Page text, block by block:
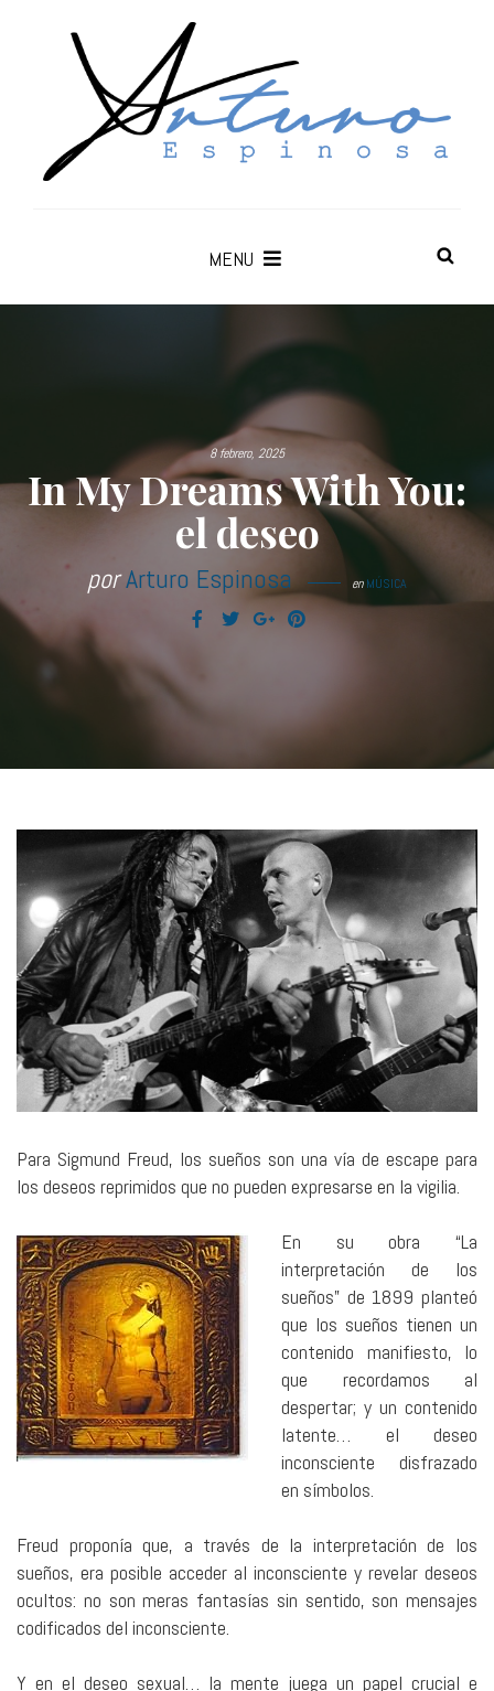
MENU
8 febrero, 2025
In My Dreams With You:
el deseo
porArturo Espinosa enMÚSICA
Para Sigmund Freud, los sueños son una vía de escape para
los deseos reprimidos que no pueden expresarse en la vigilia.
En su obra “La
interpretación de los
sueños” de 1899 planteó
que los sueños tienen un
contenido manifiesto, lo
que recordamos al
despertar; y un contenido
latente… el deseo
inconsciente disfrazado
en símbolos.
Freud proponía que, a través de la interpretación de los
sueños, era posible acceder al inconsciente y revelar deseos
ocultos: no son meras fantasías sin sentido, son mensajes
codificados del inconsciente.
Y en el deseo sexual… la mente juega un papel crucial e